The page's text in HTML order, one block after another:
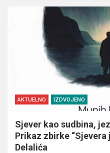
AKTUELNO IZDVOJENO
Sjever kao sudbina,
Prikaz zbirke “Sjevera
Delalića